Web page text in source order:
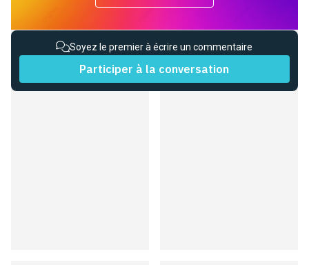
Soyez le premier à écrire un commentaire
Participer à la conversation